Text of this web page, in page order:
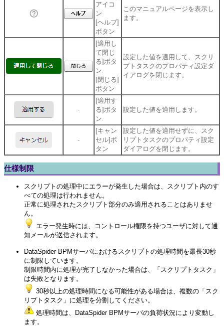
アイコ
ン
[ヘルプ]
ボタン
このマニュアルページを表示し
ます。
[適用し
て閉じ
る]ボタ
ン
[閉じる]
ボタン
設定した値を適用して、スクリ
プトタスクのプロパティ設定ダ
イアログを閉じます。
-
[適用す
る]ボタ
ン
設定した値を適用します。
-
[キャン
セル]ボ
タン
設定した値を適用せずに、スク
リプトタスクのプロパティ設定
ダイアログを閉じます。
仕様制限
スクリプトの処理中にエラーが発生した場合は、スクリプト内のす
べての処理は行われません。
正常に処理されたスクリプト部分のみ適用されることはありませ
ん。
エラー発生時には、コントロール権限を持つユーザに対して通
知メールが送信されます。
DataSpider BPMサーバにおけるスクリプトの処理時間を最長30秒
に制限しています。
制限時間内に処理が完了しなかった場合は、「スクリプトタスク」
は失敗となります。
30秒以上の処理時間になる可能性がある場合は、複数の「スク
リプトタスク」に処理を分割してください。
処理時間は、DataSpider BPMサーバの負荷状況により変動し
ます。